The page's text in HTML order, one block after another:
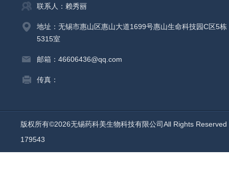
联系人：赖秀丽
地址：无锡市惠山区惠山大道1699号惠山生命科技园C区5栋
5315室
邮箱：46606436@qq.com
传真：
版权所有©2026无锡药科美生物科技有限公司All Rights
179543